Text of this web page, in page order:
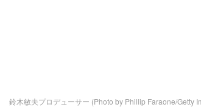
鈴木敏夫プロデューサー (Photo by Phillip Faraone/Getty